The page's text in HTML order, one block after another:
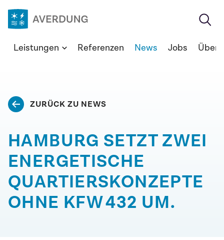
Zum
Inhalt
Ingenieure
GmbH
Leistungen Referenzen News Jobs Über
ZURÜCK ZU NEWS
HAMBURG SETZT ZWEI
ENERGETISCHE
QUARTIERSKONZEPTE
OHNE KFW 432 UM.